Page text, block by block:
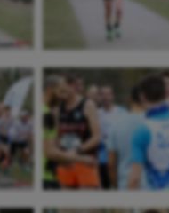
Haltérophilie
Handisport
Hippisme
Jeux